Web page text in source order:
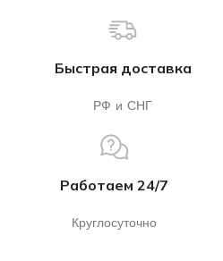
Быстрая доставка
РФ и СНГ
Работаем 24/7
Круглосуточно